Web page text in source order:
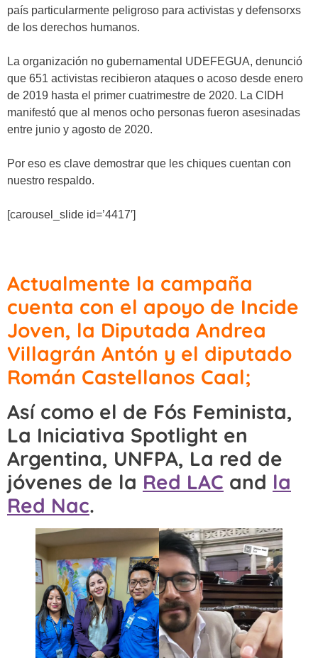
país particularmente peligroso para activistas y defensorxs
de los derechos humanos.
La organización no gubernamental UDEFEGUA, denunció
que 651 activistas recibieron ataques o acoso desde enero
de 2019 hasta el primer cuatrimestre de 2020. La CIDH
manifestó que al menos ocho personas fueron asesinadas
entre junio y agosto de 2020.
Por eso es clave demostrar que les chiques cuentan con
nuestro respaldo.
[carousel_slide id=’4417′]
Actualmente la campaña
cuenta con el apoyo de Incide
Joven, la Diputada Andrea
Villagrán Antón y el diputado
Román Castellanos Caal;
Así como el de Fós Feminista,
La Iniciativa Spotlight en
Argentina, UNFPA, La red de
jóvenes de la Red LAC and la
Red Nac.